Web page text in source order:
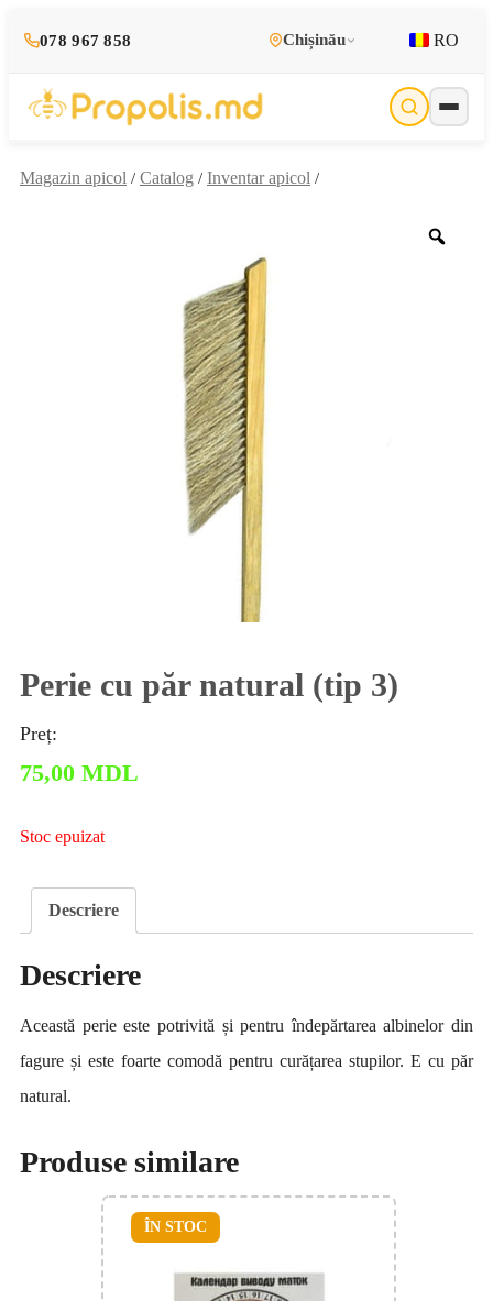
078 967 858 Chișinău RO
Magazin apicol / Catalog / Inventar apicol /
Perie cu păr natural (tip 3)
Preț:
75,00 MDL
Stoc epuizat
Descriere
Descriere
Această perie este potrivită și pentru îndepărtarea albinelor din
fagure și este foarte comodă pentru curățarea stupilor. E cu păr
natural.
Produse similare
ÎN STOC